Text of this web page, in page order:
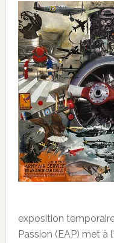
exposition
Passion (EAP) met à